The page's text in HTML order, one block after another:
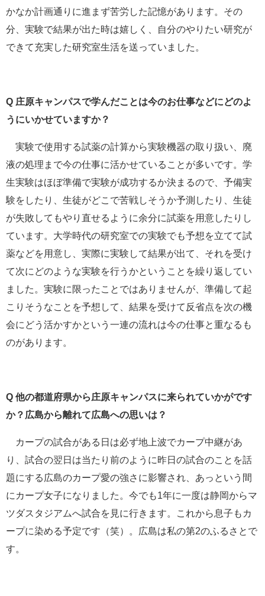
かなか計画通りに進まず苦労した記憶があります。その
分、実験で結果が出た時は嬉しく、自分のやりたい研究が
できて充実した研究室生活を送っていました。
Q 庄原キャンパスで学んだことは今のお仕事などにどのよ
うにいかせていますか？
実験で使用する試薬の計算から実験機器の取り扱い、廃
液の処理まで今の仕事に活かせていることが多いです。学
生実験はほぼ準備で実験が成功するか決まるので、予備実
験をしたり、生徒がどこで苦戦しそうか予測したり、生徒
が失敗してもやり直せるように余分に試薬を用意したりし
ています。大学時代の研究室での実験でも予想を立てて試
薬などを用意し、実際に実験して結果が出て、それを受け
て次にどのような実験を行うかということを繰り返してい
ました。実験に限ったことではありませんが、準備して起
こりそうなことを予想して、結果を受けて反省点を次の機
会にどう活かすかという一連の流れは今の仕事と重なるも
のがあります。
Q 他の都道府県から庄原キャンパスに来られていかがです
か？広島から離れて広島への思いは？
カープの試合がある日は必ず地上波でカープ中継があ
り、試合の翌日は当たり前のように昨日の試合のことを話
題にする広島のカープ愛の強さに影響され、あっという間
にカープ女子になりました。今でも1年に一度は静岡からマ
ツダスタジアムへ試合を見に行きます。これから息子もカ
ープに染める予定です（笑）。広島は私の第2のふるさとで
す。